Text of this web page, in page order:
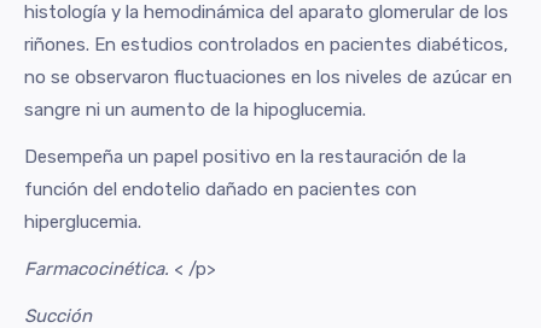
histología y la hemodinámica del aparato glomerular de los
riñones. En estudios controlados en pacientes diabéticos,
no se observaron fluctuaciones en los niveles de azúcar en
sangre ni un aumento de la hipoglucemia.
Desempeña un papel positivo en la restauración de la
función del endotelio dañado en pacientes con
hiperglucemia.
Farmacocinética. < /p>
Succión